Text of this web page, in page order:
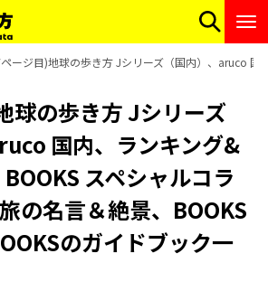
ージ目)地球の歩き方 Jシリーズ（国内）、aruco 国
球の歩き方 Jシリーズ
国内、ランキング&
スペシャルコラ
の名言＆絶景、BOOKS
のガイドブック一